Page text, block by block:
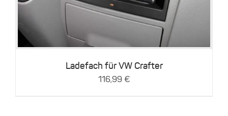
Ladefach für VW Crafter
116,99 €